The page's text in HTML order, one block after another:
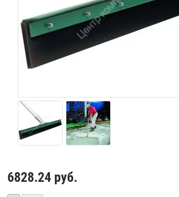
6828.24 руб.